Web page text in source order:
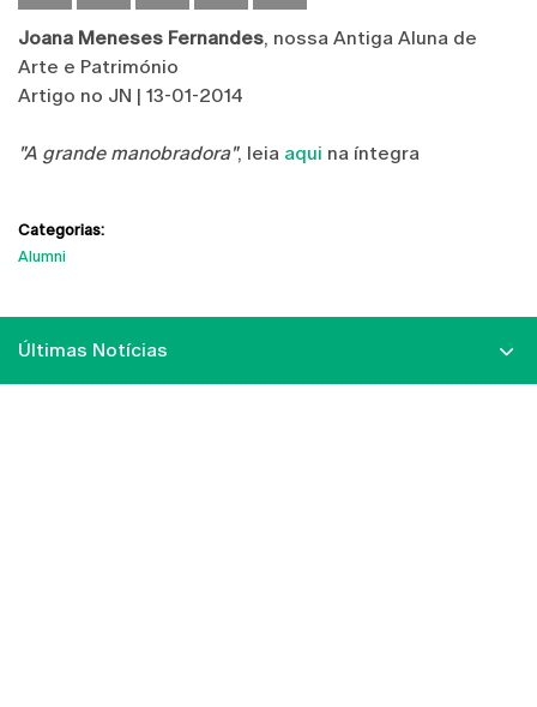
Joana Meneses Fernandes, nossa Antiga Aluna de
Arte e Património
Artigo no JN | 13-01-2014
"A grande manobradora", leia aqui na íntegra
Categorias:
Alumni
Últimas Notícias